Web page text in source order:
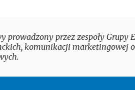
przez zespoły Grupy
komunikacji marketingowej